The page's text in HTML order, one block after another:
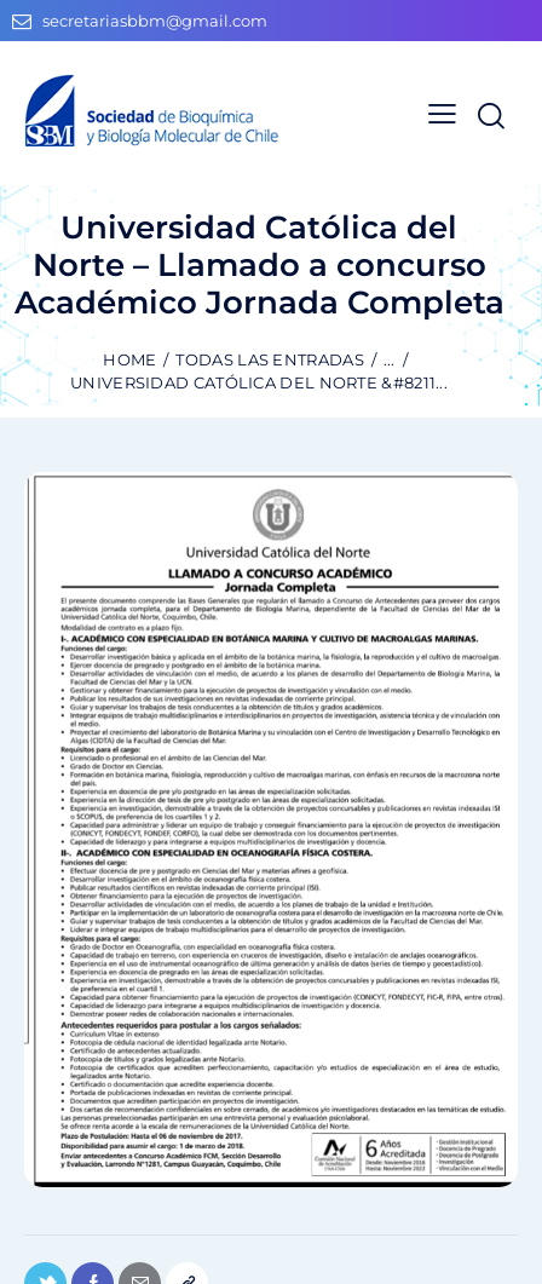
secretariasbbm@gmail.com
Universidad Católica del
Norte – Llamado a concurso
Académico Jornada Completa
HOME TODAS LAS ENTRADAS
...
UNIVERSIDAD CATÓLICA DEL NORTE &#8211...